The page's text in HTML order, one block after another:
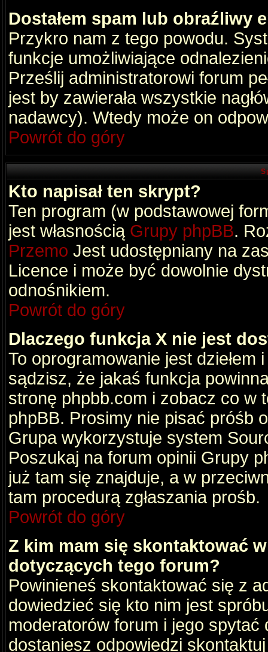
Dostałem spam lub obraźliwy
Przykro nam z tego powodu.
funkcje umożliwiające
Prześlij administratorowi forum
jest by zawierała wszystkie
nadawcy). Wtedy może on
Powrót do góry
Kto napisał ten skrypt?
Ten program (w podstawowej
jest własnością Grupy phpBB.
Przemo Jest udostępniany na
Licence i może być dowolnie
odnośnikiem.
Powrót do góry
Dlaczego funkcja X nie jest
To oprogramowanie jest dziełem
sądzisz, że jakaś funkcja
stronę phpbb.com i zobacz co w
phpBB. Prosimy nie pisać próśb
Grupa wykorzystuje system
Poszukaj na forum opinii Grupy
już tam się znajduje, a w
tam procedurą zgłaszania prośb.
Powrót do góry
Z kim mam się skontaktować
dotyczących tego forum?
Powinieneś skontaktować się z
dowiedzieć się kto nim jest
moderatorów forum i jego
dostaniesz odpowiedzi